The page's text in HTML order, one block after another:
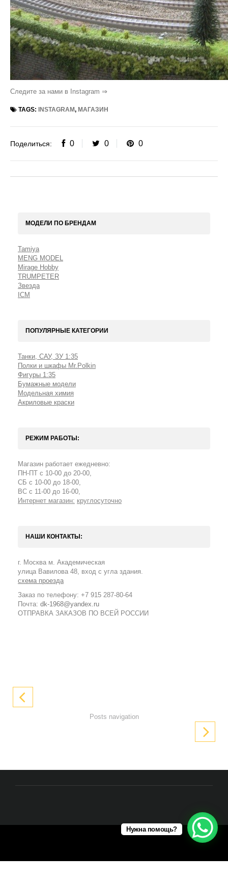
Следите за нами в Instagram ⇒
TAGS: INSTAGRAM, МАГАЗИН
Поделиться: 0 0 0
МОДЕЛИ ПО БРЕНДАМ
Tamiya
MENG MODEL
Mirage Hobbу
TRUMPETER
Звезда
ICM
ПОПУЛЯРНЫЕ КАТЕГОРИИ
Танки, САУ, ЗУ 1:35
Полки и шкафы Mr.Polkin
Фигуры 1:35
Бумажные модели
Модельная химия
Акриловые краски
РЕЖИМ РАБОТЫ:
Магазин работает ежедневно:
ПН-ПТ с 10-00 до 20-00,
СБ с 10-00 до 18-00,
ВС с 11-00 до 16-00,
Интернет магазин: круглосуточно
НАШИ КОНТАКТЫ:
г. Москва м. Академическая
улица Вавилова 48, вход с угла здания.
схема проезда
Заказ по телефону: +7 915 287-80-64
Почта: dk-1968@yandex.ru
ОТПРАВКА ЗАКАЗОВ ПО ВСЕЙ РОССИИ
Posts navigation
Нужна помощь?